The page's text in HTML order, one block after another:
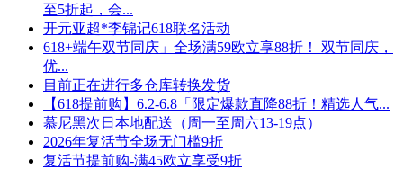
至5折起，会...
开元亚超*李锦记618联名活动
618+端午双节同庆」全场满59欧立享88折！ 双节同庆，
优...
目前正在进行多仓库转换发货
【618提前购】6.2-6.8「限定爆款直降88折！精选人气...
慕尼黑次日本地配送（周一至周六13-19点）
2026年复活节全场无门槛9折
复活节提前购-满45欧立享受9折